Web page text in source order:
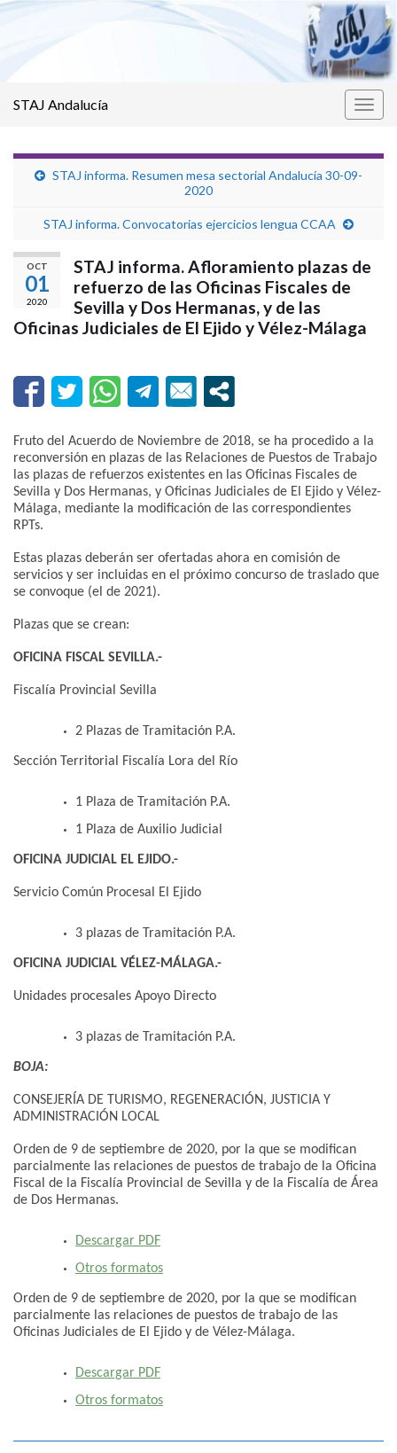
STAJ Andalucía
STAJ informa. Resumen mesa sectorial Andalucía 30-09-
2020
STAJ informa. Convocatorias ejercicios lengua CCAA
OCT
01
2020
STAJ informa. Afloramiento plazas de
refuerzo de las Oficinas Fiscales de
Sevilla y Dos Hermanas, y de las
Oficinas Judiciales de El Ejido y Vélez-Málaga
Fruto del Acuerdo de Noviembre de 2018, se ha procedido a la
reconversión en plazas de las Relaciones de Puestos de Trabajo
las plazas de refuerzos existentes en las Oficinas Fiscales de
Sevilla y Dos Hermanas, y Oficinas Judiciales de El Ejido y Vélez-
Málaga, mediante la modificación de las correspondientes
RPTs.
Estas plazas deberán ser ofertadas ahora en comisión de
servicios y ser incluidas en el próximo concurso de traslado que
se convoque (el de 2021).
Plazas que se crean:
OFICINA FISCAL SEVILLA.-
Fiscalía Provincial Sevilla
2 Plazas de Tramitación P.A.
Sección Territorial Fiscalía Lora del Río
1 Plaza de Tramitación P.A.
1 Plaza de Auxilio Judicial
OFICINA JUDICIAL EL EJIDO.-
Servicio Común Procesal El Ejido
3 plazas de Tramitación P.A.
OFICINA JUDICIAL VÉLEZ-MÁLAGA.-
Unidades procesales Apoyo Directo
3 plazas de Tramitación P.A.
BOJA:
CONSEJERÍA DE TURISMO, REGENERACIÓN, JUSTICIA Y
ADMINISTRACIÓN LOCAL
Orden de 9 de septiembre de 2020, por la que se modifican
parcialmente las relaciones de puestos de trabajo de la Oficina
Fiscal de la Fiscalía Provincial de Sevilla y de la Fiscalía de Área
de Dos Hermanas.
Descargar PDF
Otros formatos
Orden de 9 de septiembre de 2020, por la que se modifican
parcialmente las relaciones de puestos de trabajo de las
Oficinas Judiciales de El Ejido y de Vélez-Málaga.
Descargar PDF
Otros formatos